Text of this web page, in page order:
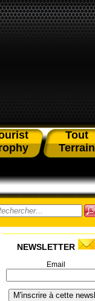
Tout
Terrain
NEWSLETTER
Email